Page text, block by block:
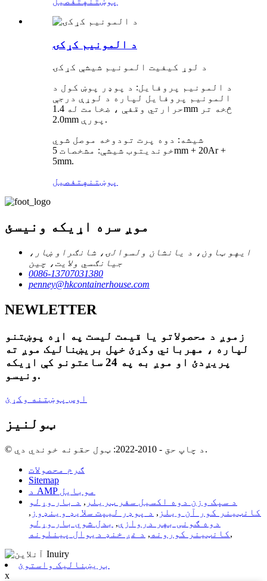
د المونیم کړکۍ
د لوړ کیفیت المونیم شیشې کړکۍ
د المونیم پروفایل: د پوډر پوښ کول د
المونیم پروفایل لپاره د لوړې درجې
حرارتي وقفې ، ضخامت له 1.4mm څخه تر
2.0mm پورې.
شیشه: دوه پرت تودوخه موصل شوي
خوندیتوب شیشې: مشخصات 5mm + 20Ar +
5mm.
پوښتنهتفصیل
موږ سره اړیکه ونیسئ
ایهو ټاون، د یانشان ولسوالۍ، شانګراو ښار،
جیانګسي ولایت، چین
0086-13707031380
penney@hkcontainerhouse.com
NEWLETTER
زموږ د محصولاتو یا قیمت لیست په اړه پوښتنو
لپاره ، مهرباني وکړئ خپل بریښنالیک موږ ته
پریږدئ او موږ به په 24 ساعتونو کې اړیکه
ونیسو.
اوس پوښتنه وکړئ
ټولنیز
© د چاپ حق - 2010-2022: ټول حقونه خوندي دي.
ګرم محصولات
Sitemap
د AMP موبایل
د سپک وزن دوه اکسیل سفر ټریلر , د بار وړلو
کانټینر کور آن ویلز , د پوډر لیپت سلایډ وینډوز ,
دوه ګونی بهر دروازې, بدل شوي بار وړلو
کانټینر کورونه , د غږ خنډ دیوال پینلونه ,
بریښنالیک واستوئ
x